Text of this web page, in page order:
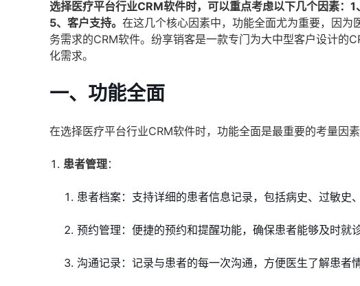
选择医疗平台行业CRM软件时，可以重点考虑以下几个因素：
5、客户支持。 在这几个核心因素中，功能全面尤为重要，因
务需求的CRM软件。纷享销客是一款专门为大中型客户设计的
化需求。
一、功能全面
在选择医疗平台行业CRM软件时，功能全面是最重要的考量因
患者管理：
患者档案：支持详细的患者信息记录，包括病史、过敏史
预约管理：便捷的预约和提醒功能，确保患者能够及时就诊
沟通记录：记录与患者的每一次沟通，方便医生了解患者情